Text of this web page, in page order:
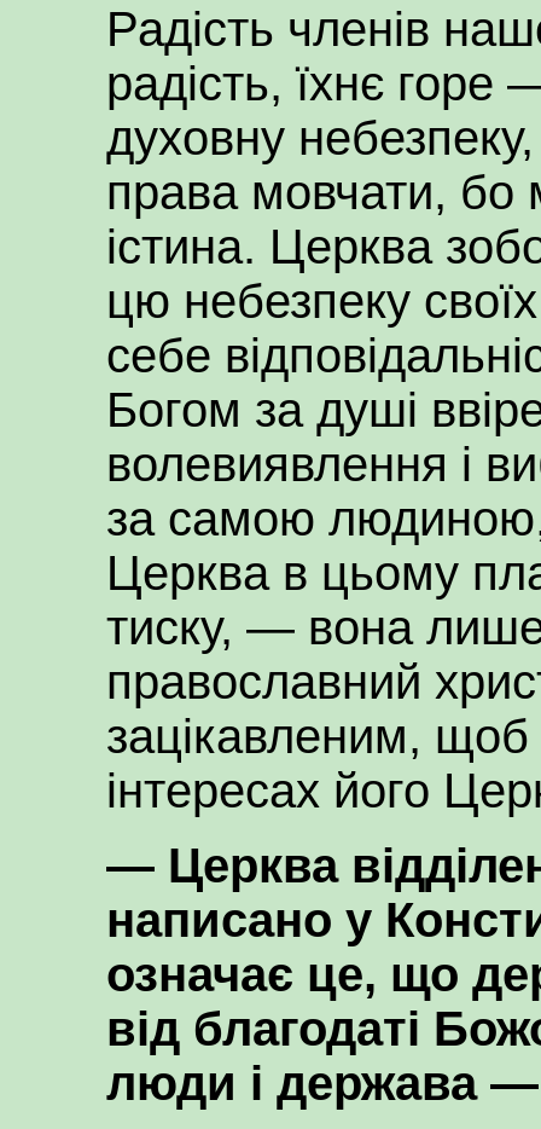
Радість членів
радість, їхнє
духовну
права мовчати, бо
істина. Церква
цю небезпеку
себе
Богом за душі
волевиявлення і
за самою людиною,
Церква в цьому
тиску, — вона
православний
зацікавленим, щоб
інтересах його
— Церква
написано у
означає це, що
від благодаті
люди і держава